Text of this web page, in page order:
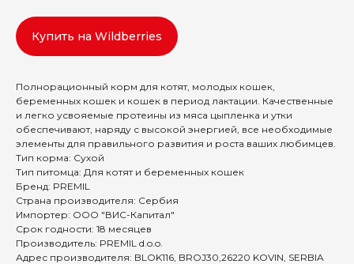
Купить на Wildberries
Полнорационный корм для котят, молодых кошек,
беременных кошек и кошек в период лактации. Качественные
и легко усвояемые протеины из мяса цыпленка и утки
обеспечивают, наряду с высокой энергией, все необходимые
элементы для правильного развития и роста ваших любимцев.
Тип корма: Сухой
Тип питомца: Для котят и беременных кошек
Бренд: PREMIL
Страна производителя: Сербия
Импортер: ООО "ВИС-Капитал"
Срок годности: 18 месяцев
Производитель: PREMIL d.o.o.
Адрес производителя: BLOK116, BROJ30,26220 KOVIN, SERBIA